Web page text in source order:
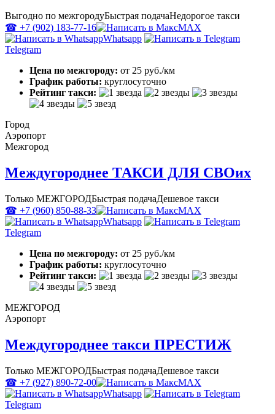
Выгодно по межгородуБыстрая подачаНедорогое такси
☎ +7 (902) 183-77-16
MAX
Whatsapp
Telegram
Цена по межгороду: от 25 руб./км
График работы: круглосуточно
Рейтинг такси:
Город
Аэропорт
Межгород
Междугороднее ТАКСИ ДЛЯ СВОих
Только МЕЖГОРОДБыстрая подачаДешевое такси
☎ +7 (960) 850-88-33
MAX
Whatsapp
Telegram
Цена по межгороду: от 25 руб./км
График работы: круглосуточно
Рейтинг такси:
МЕЖГОРОД
Аэропорт
Междугороднее такси ПРЕСТИЖ
Только МЕЖГОРОДБыстрая подачаДешевое такси
☎ +7 (927) 890-72-00
MAX
Whatsapp
Telegram